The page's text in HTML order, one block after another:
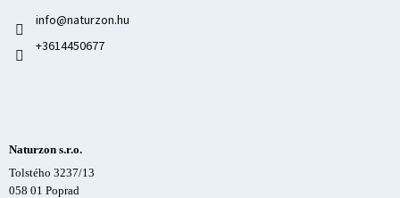
info@naturzon.hu
+3614450677
Naturzon s.r.o.
Tolstého 3237/13
058 01 Poprad